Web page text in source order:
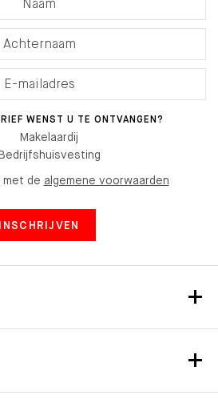
WENST U TE ONTVANGEN?
Makelaardij
met de algemene voorwaarden
INSCHRIJVEN